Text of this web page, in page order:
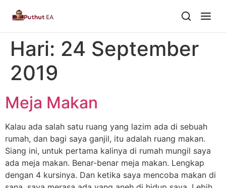
Dari Dalam
Dari Kawan
Buku
Tentang ▾
Puthut EA
Situsweb
Hari: 24 September
2019
Meja Makan
Kalau ada salah satu ruang yang lazim ada di sebuah
rumah, dan bagi saya ganjil, itu adalah ruang makan.
Siang ini, untuk pertama kalinya di rumah mungil saya
ada meja makan. Benar-benar meja makan. Lengkap
dengan 4 kursinya. Dan ketika saya mencoba makan di